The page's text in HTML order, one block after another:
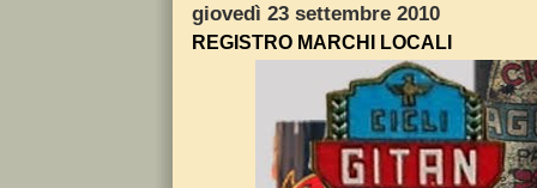
giovedì 23 settembre 2010
REGISTRO MARCHI LOCALI